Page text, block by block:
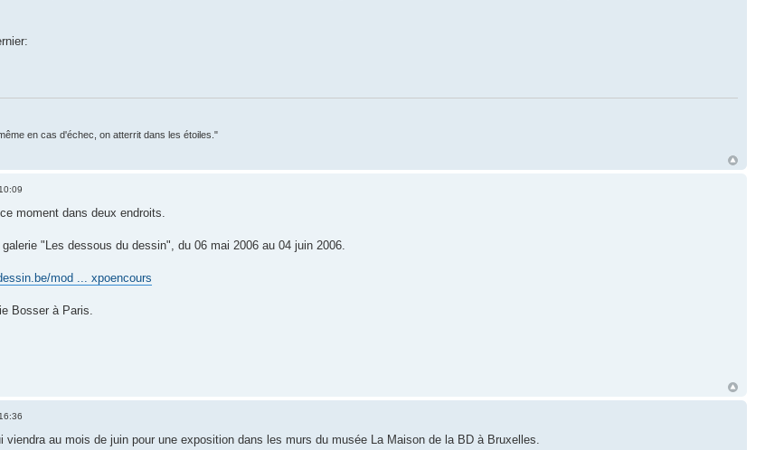
en cas d'échec, on atterrit dans les étoiles."
moment dans deux endroits.
galerie "Les dessous du dessin", du 06 mai 2006 au 04 juin 2006.
mod ... xpoencours
Bosser à Paris.
viendra au mois de juin pour une exposition dans les murs du musée La Maison de la BD à Bruxelles.